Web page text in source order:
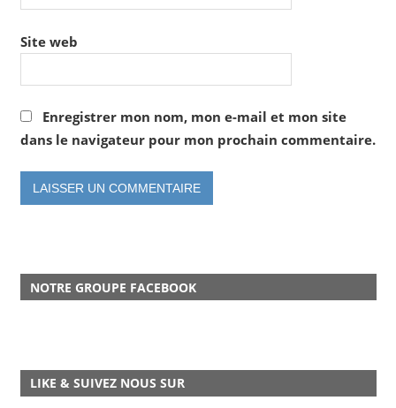
Site web
Enregistrer mon nom, mon e-mail et mon site
dans le navigateur pour mon prochain commentaire.
NOTRE GROUPE FACEBOOK
LIKE & SUIVEZ NOUS SUR